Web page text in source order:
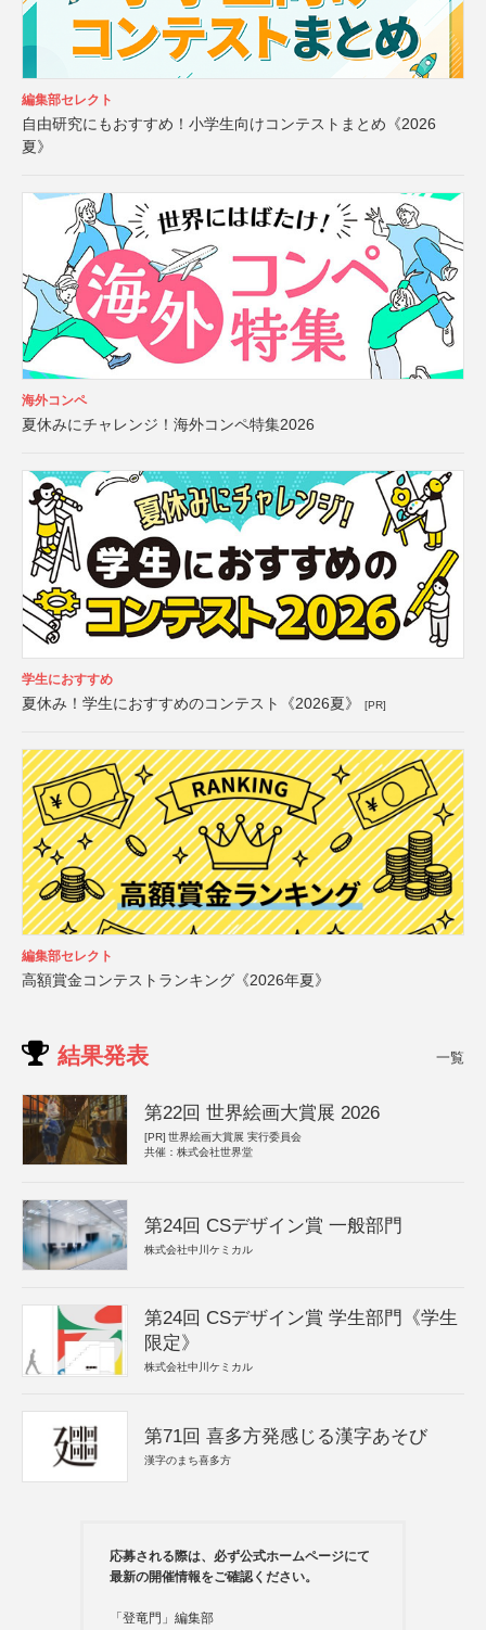
編集部セレクト
自由研究にもおすすめ！小学生向けコンテストまとめ《2026
夏》
海外コンペ
夏休みにチャレンジ！海外コンペ特集2026
学生におすすめ
夏休み！学生におすすめのコンテスト《2026夏》 [PR]
編集部セレクト
高額賞金コンテストランキング《2026年夏》
結果発表 一覧
第22回 世界絵画大賞展 2026
[PR] 世界絵画大賞展 実行委員会
共催：株式会社世界堂
第24回 CSデザイン賞 一般部門
株式会社中川ケミカル
第24回 CSデザイン賞 学生部門《学生
限定》
株式会社中川ケミカル
第71回 喜多方発感じる漢字あそび
漢字のまち喜多方
応募される際は、必ず公式ホームページにて
最新の開催情報をご確認ください。
「登竜門」編集部